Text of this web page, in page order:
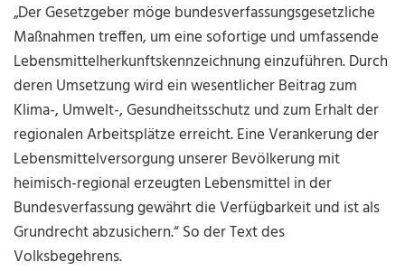
„Der Gesetzgeber möge bundesverfassungsgesetzliche
Maßnahmen treffen, um eine sofortige und umfassende
Lebensmittelherkunftskennzeichnung einzuführen. Durch
deren Umsetzung wird ein wesentlicher Beitrag zum
Klima-, Umwelt-, Gesundheitsschutz und zum Erhalt der
regionalen Arbeitsplätze erreicht. Eine Verankerung der
Lebensmittelversorgung unserer Bevölkerung mit
heimisch-regional erzeugten Lebensmittel in der
Bundesverfassung gewährt die Verfügbarkeit und ist als
Grundrecht abzusichern.“ So der Text des
Volksbegehrens.